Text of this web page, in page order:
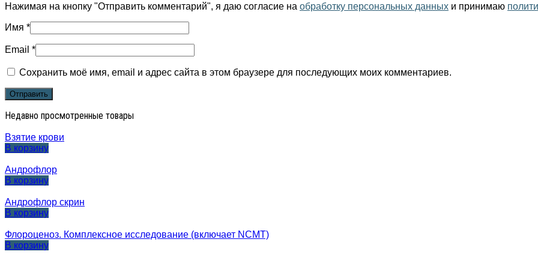
Нажимая на кнопку "Отправить комментарий", я даю согласие на обработку персональных данных и принимаю
Имя *
Email *
Сохранить моё имя, email и адрес сайта в этом браузере для последующих моих комментариев.
Недавно просмотренные товары
Взятие крови
В корзину
Андрофлор
В корзину
Андрофлор скрин
В корзину
Флороценоз. Комплексное исследование (включает NCMT)
В корзину